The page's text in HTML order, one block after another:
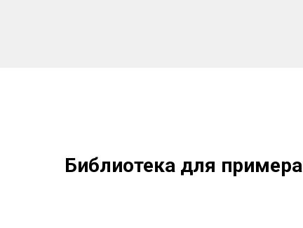
Библиотека для примера